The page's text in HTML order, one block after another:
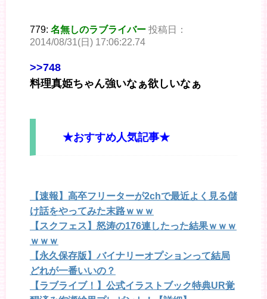
779: 名無しのラブライバー 投稿日：
2014/08/31(日) 17:06:22.74
>>748
料理真姫ちゃん強いなぁ欲しいなぁ
★おすすめ人気記事★
【速報】高卒フリーターが2chで最近よく見る儲
け話をやってみた末路ｗｗｗ
【スクフェス】怒涛の176連したった結果ｗｗｗ
ｗｗｗ
【永久保存版】バイナリーオプションって結局
どれが一番いいの？
【ラブライブ！】公式イラストブック特典UR覚